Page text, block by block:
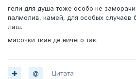
гели для душа тоже особо не
палмолив, камей, для особых случаев
лаш.
масочки тиан де ничего так.
Цитата